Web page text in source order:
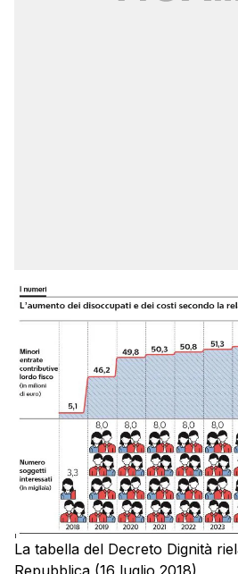
La tabella del Decreto Dignità
Repubblica (16 luglio 2018)